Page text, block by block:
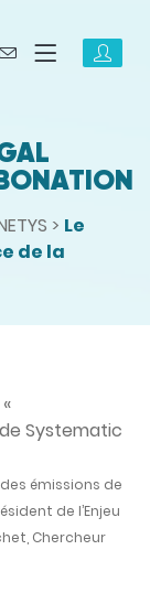
> Le
de la
Systematic
émissions de
de l’Enjeu
Chercheur